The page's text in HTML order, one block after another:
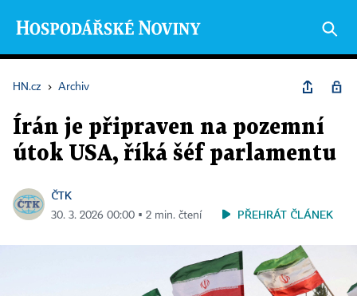
HN.cz › Archiv
Írán je připraven na pozemní
útok USA, říká šéf parlamentu
ČTK
30. 3. 2026 00:00 ▪ 2 min. čtení PŘEHRÁT ČLÁNEK